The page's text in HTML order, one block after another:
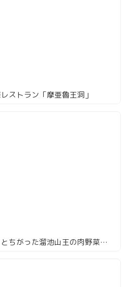
ストラン「摩亜魯王洞」
うーん、期待とはちょっとちがった溜池山王の肉野菜炒め「ベジー太」